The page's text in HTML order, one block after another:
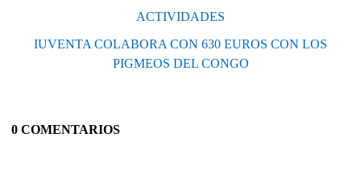
ACTIVIDADES
IUVENTA COLABORA CON 630 EUROS CON LOS
PIGMEOS DEL CONGO
0 COMENTARIOS